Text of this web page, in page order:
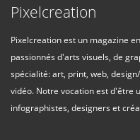
Pixelcreation
Pixelcreation est un magazine
passionnés d'arts visuels, de
spécialité: art, print, web,
vidéo. Notre vocation est d'être
infographistes, designers et